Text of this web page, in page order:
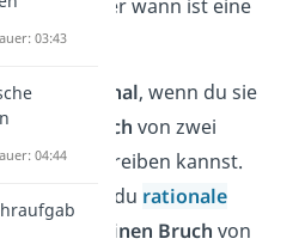
Zahl. Aber wann ist eine
ist
irrational, wenn du sie
einen Bruch von zwei
Zahlen
schreiben kannst.
kannst du rationale
immer als einen Bruch von
03:43
04:44